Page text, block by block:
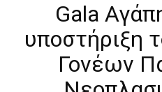
Gala
υποστήριξη
Γονέων